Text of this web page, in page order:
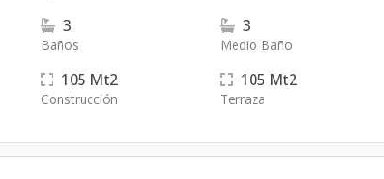
3
Baños
3
Medio Baño
105 Mt2
Construcción
105 Mt2
Terraza